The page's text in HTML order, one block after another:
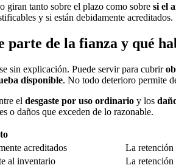
giran tanto sobre el plazo como sobre si el
y si están debidamente acreditados.
parte de la fianza y qué
sin explicación. Puede servir para cubrir
disponible. No todo deterioro permite
el desgaste por uso ordinario y los
o daños que exceden de lo razonable.
acreditados
La retención
al inventario
La retención